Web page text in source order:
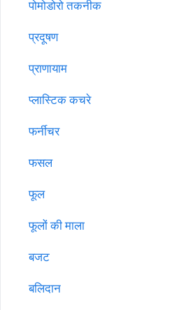
पोमोडोरो तकनीक
प्रदूषण
प्राणायाम
प्लास्टिक कचरे
फर्नीचर
फसल
फूल
फूलों की माला
बजट
बलिदान